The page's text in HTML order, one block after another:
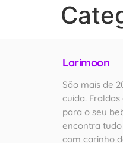
Larimoon
São mais de
cuida.
para o seu
encontra
com carinho